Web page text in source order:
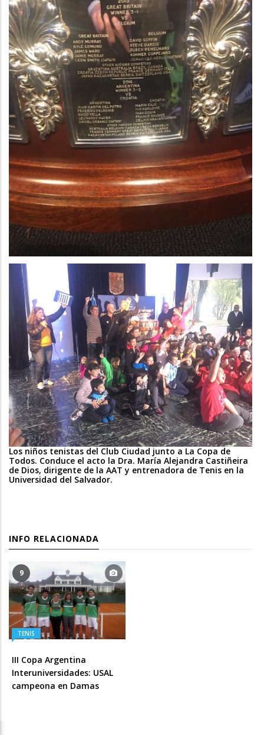
Los niños tenistas del Club Ciudad junto a La Copa de
Todos. Conduce el acto la Dra. María Alejandra Castiñeira
de Dios, dirigente de la AAT y entrenadora de Tenis en la
Universidad del Salvador.
INFO RELACIONADA
9
TENIS
III Copa Argentina
Interuniversidades: USAL
campeona en Damas